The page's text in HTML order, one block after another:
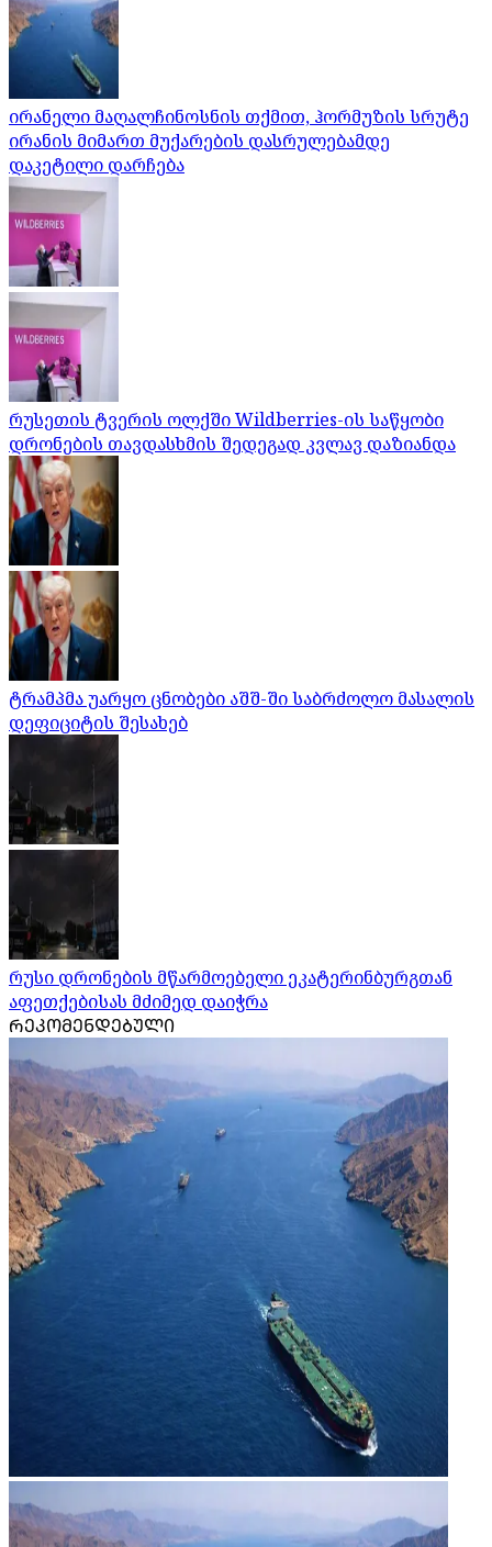
ირანელი მაღალჩინოსნის თქმით, ჰორმუზის სრუტე
ირანის მიმართ მუქარების დასრულებამდე
დაკეტილი დარჩება
რუსეთის ტვერის ოლქში Wildberries-ის საწყობი
დრონების თავდასხმის შედეგად კვლავ დაზიანდა
ტრამპმა უარყო ცნობები აშშ-ში საბრძოლო მასალის
დეფიციტის შესახებ
რუსი დრონების მწარმოებელი ეკატერინბურგთან
აფეთქებისას მძიმედ დაიჭრა
ᲠᲔᲙᲝᲛᲔᲜᲓᲔᲑᲣᲚᲘ